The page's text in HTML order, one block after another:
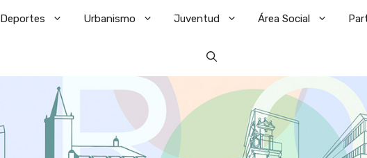
Deportes Urbanismo Juventud Área Social